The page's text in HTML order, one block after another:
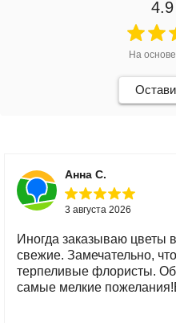
4.9
На основе
Анна С.
3 августа 2026
Иногда заказываю
свежие. Замечательно,
терпеливые флористы.
самые мелкие